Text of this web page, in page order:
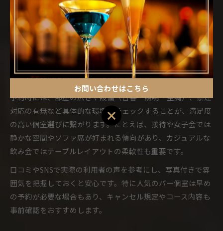
バー個室の選び方で重要なポイントを徹底解説
バー個室を選ぶ際は、まず利用シーンや人数、希望する雰囲
気を明確にすることが大切です。大阪府大阪市中央区や枚方
市では、駅チカや隠れ家的なバーが多く、アクセスや立地条
件も比較ポイントとなります。完全個室や半個室などプライ
ベート空間の違いも事前に確認しましょう。
予約時には、部屋の広さや設備（音響・照明・空調）、禁煙
対応の有無など具体的な環境をチェックすることが、満足度
の高い個室選びに繋がります。たとえば、接待や女子会では
静かな空間やソファ席が好まれる傾向があり、カジュアルな
飲み会ではテーブルレイアウトの柔軟性も重要です。
口コミやSNSで実際の利用者の声を参考にし、写真付きで雰
囲気を把握しておくと安心です。特に人気のバー個室は早め
の予約が必要な場合もあり、キャンセル規定やコース内容も
事前確認をおすすめします。
お問い合わせはこちら
お問い合わせはこちら